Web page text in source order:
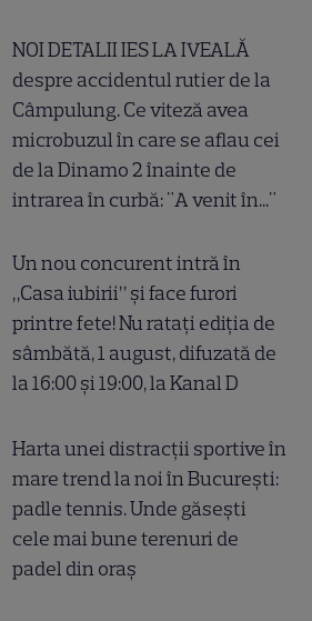
NOI DETALII IES LA IVEALĂ
despre accidentul rutier de la
Câmpulung. Ce viteză avea
microbuzul în care se aflau cei
de la Dinamo 2 înainte de
intrarea în curbă: "A venit în..."
Un nou concurent intră în
„Casa iubirii” și face furori
printre fete! Nu ratați ediția de
sâmbătă, 1 august, difuzată de
la 16:00 și 19:00, la Kanal D
Harta unei distracții sportive în
mare trend la noi în București:
padle tennis. Unde găsești
cele mai bune terenuri de
padel din oraș